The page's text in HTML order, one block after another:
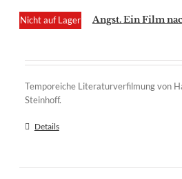
Nicht auf Lager Angst. Ein Film
Temporeiche Literaturverfilmung von
Steinhoff.
Details